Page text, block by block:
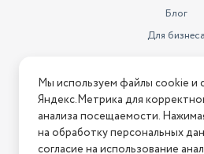
Блог
Для бизнеса
Условия
Условия
Условия
Мы используем файлы cookie и
Яндекс.Метрика для
анализа посещаемости.
на обработку персональных
согласие на использование